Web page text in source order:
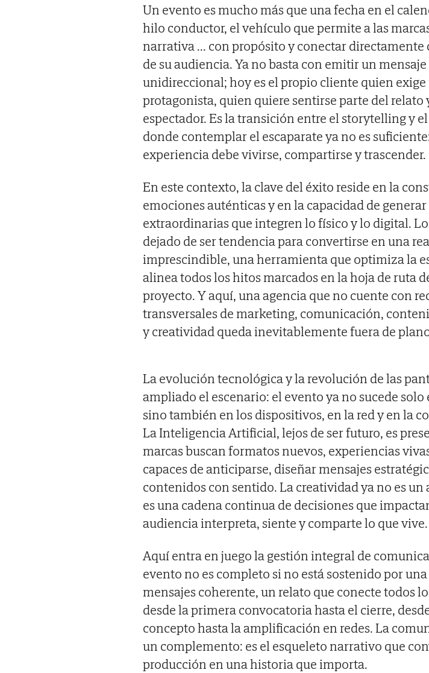
Un evento es mucho más que una fecha en el
hilo conductor, el vehículo que permite a las
narrativa... con propósito y conectar directamente
de su audiencia. Ya no basta con emitir un mensaje
unidireccional; hoy es el propio cliente quien exige
protagonista, quien quiere sentirse parte del relato
espectador. Es la transición entre el storytelling y
donde contemplar el escaparate ya no es
experiencia debe vivirse, compartirse y trascender.
En este contexto, la clave del éxito reside en la
emociones auténticas y en la capacidad de
extraordinarias que integren lo físico y lo digital.
dejado de ser tendencia para convertirse en una
imprescindible, una herramienta que optimiza la
alinea todos los hitos marcados en la hoja de ruta
proyecto. Y aquí, una agencia que no cuente con
transversales de marketing, comunicación,
y creatividad queda inevitablemente fuera de
La evolución tecnológica y la revolución de las
ampliado el escenario: el evento ya no sucede solo
sino también en los dispositivos, en la red y en la
La Inteligencia Artificial, lejos de ser futuro, es
marcas buscan formatos nuevos, experiencias
capaces de anticiparse, diseñar mensajes
contenidos con sentido. La creatividad ya no es un
es una cadena continua de decisiones que
audiencia interpreta, siente y comparte lo que vive.
Aquí entra en juego la gestión integral de
evento no es completo si no está sostenido por
mensajes coherente, un relato que conecte todos
desde la primera convocatoria hasta el cierre,
concepto hasta la amplificación en redes. La
un complemento: es el esqueleto narrativo que
producción en una historia que importa.